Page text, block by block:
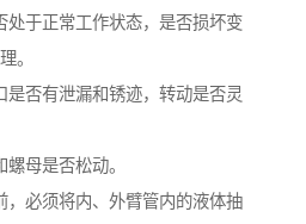
处于正常工作状态，是否损坏变
。
是否有泄漏和锈迹，转动是否灵
母是否松动。
，必须将内、外臂管内的液体抽